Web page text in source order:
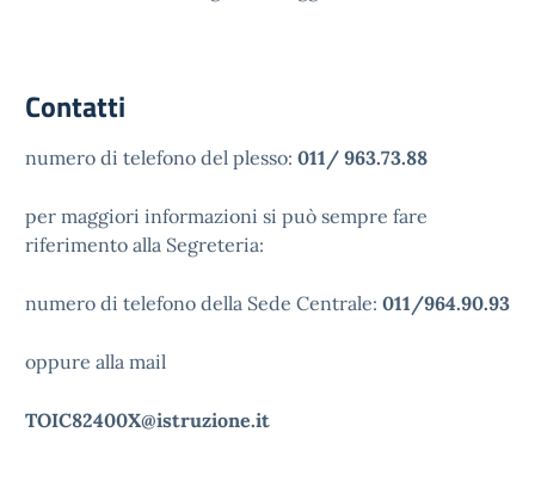
Contatti
numero di telefono del plesso: 011/ 963.73.88
per maggiori informazioni si può sempre fare
riferimento alla Segreteria:
numero di telefono della Sede Centrale: 011/964.90.93
oppure alla mail
TOIC82400X@istruzione.it